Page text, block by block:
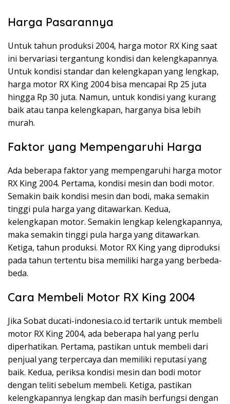
Harga Pasarannya
Untuk tahun produksi 2004, harga motor RX King saat
ini bervariasi tergantung kondisi dan kelengkapannya.
Untuk kondisi standar dan kelengkapan yang lengkap,
harga motor RX King 2004 bisa mencapai Rp 25 juta
hingga Rp 30 juta. Namun, untuk kondisi yang kurang
baik atau tanpa kelengkapan, harganya bisa lebih
murah.
Faktor yang Mempengaruhi Harga
Ada beberapa faktor yang mempengaruhi harga motor
RX King 2004. Pertama, kondisi mesin dan bodi motor.
Semakin baik kondisi mesin dan bodi, maka semakin
tinggi pula harga yang ditawarkan. Kedua,
kelengkapan motor. Semakin lengkap kelengkapannya,
maka semakin tinggi pula harga yang ditawarkan.
Ketiga, tahun produksi. Motor RX King yang diproduksi
pada tahun tertentu bisa memiliki harga yang berbeda-
beda.
Cara Membeli Motor RX King 2004
Jika Sobat ducati-indonesia.co.id tertarik untuk membeli
motor RX King 2004, ada beberapa hal yang perlu
diperhatikan. Pertama, pastikan untuk membeli dari
penjual yang terpercaya dan memiliki reputasi yang
baik. Kedua, periksa kondisi mesin dan bodi motor
dengan teliti sebelum membeli. Ketiga, pastikan
kelengkapannya lengkap dan masih berfungsi dengan